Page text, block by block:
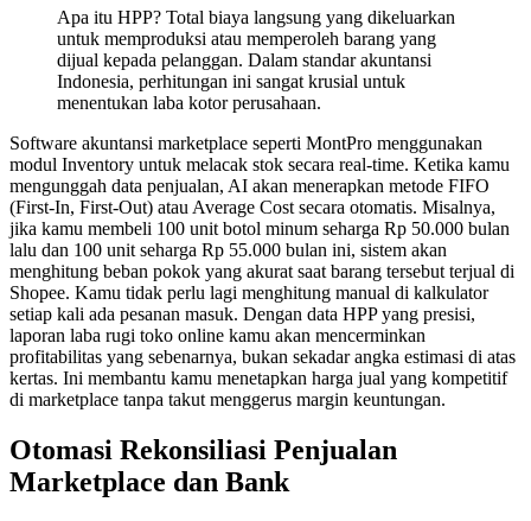
Apa itu HPP? Total biaya langsung yang dikeluarkan
untuk memproduksi atau memperoleh barang yang
dijual kepada pelanggan. Dalam standar akuntansi
Indonesia, perhitungan ini sangat krusial untuk
menentukan laba kotor perusahaan.
Software akuntansi marketplace seperti MontPro menggunakan
modul Inventory untuk melacak stok secara real-time. Ketika kamu
mengunggah data penjualan, AI akan menerapkan metode FIFO
(First-In, First-Out) atau Average Cost secara otomatis. Misalnya,
jika kamu membeli 100 unit botol minum seharga Rp 50.000 bulan
lalu dan 100 unit seharga Rp 55.000 bulan ini, sistem akan
menghitung beban pokok yang akurat saat barang tersebut terjual di
Shopee. Kamu tidak perlu lagi menghitung manual di kalkulator
setiap kali ada pesanan masuk. Dengan data HPP yang presisi,
laporan laba rugi toko online kamu akan mencerminkan
profitabilitas yang sebenarnya, bukan sekadar angka estimasi di atas
kertas. Ini membantu kamu menetapkan harga jual yang kompetitif
di marketplace tanpa takut menggerus margin keuntungan.
Otomasi Rekonsiliasi Penjualan
Marketplace dan Bank